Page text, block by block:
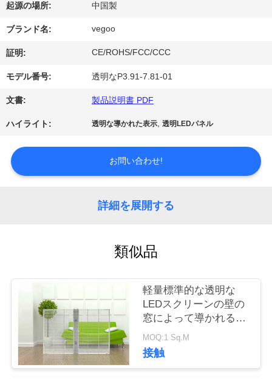
た
し
た
ち
に
い
ツ
品
起源の場所: 中国製
ブランド名: vegoo
証明: CE/ROHS/FCC/CCC
モデル番号: 透明なP3.91-7.81-01
文書: 製品説明書 PDF
ハイライト: 透明な導かれた表示,透明LEDパネル
お問い合わせ!
詳細を展開する
類似品
軽量標準的な透明な
LEDスクリーンの壁の
窓によって導かれる表
示
MOQ:1 Sq.M
接触